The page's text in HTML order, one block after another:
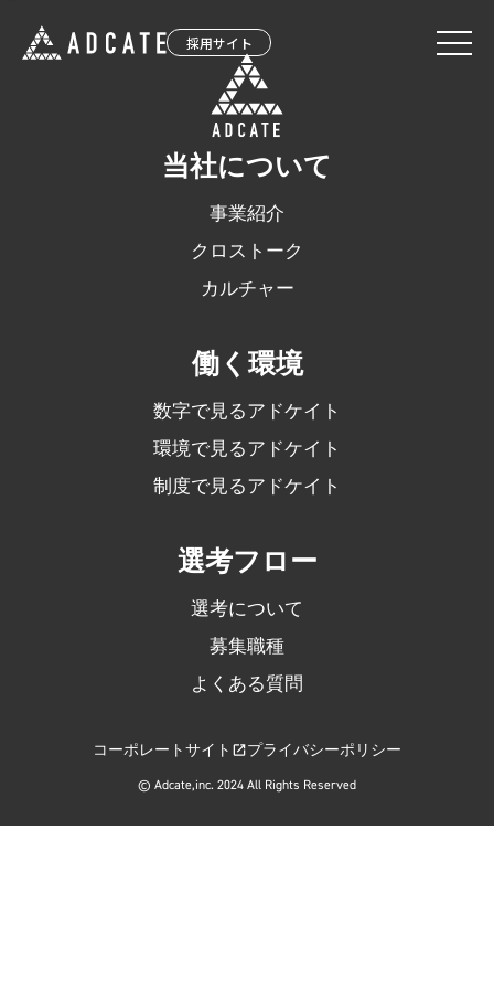
採用サイト
カルチャー
事業紹介
働く環境
選考について
当社について
事業紹介
クロストーク
カルチャー
働く環境
数字で見るアドケイト
環境で見るアドケイト
制度で見るアドケイト
選考フロー
選考について
募集職種
よくある質問
コーポレートサイト プライバシーポリシー
© Adcate,inc. 2024 All Rights Reserved